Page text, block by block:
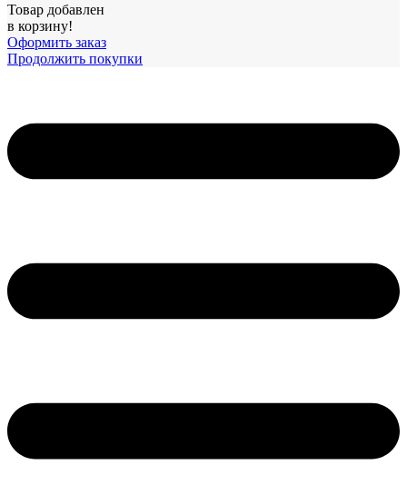
Товар добавлен
в корзину!
Оформить заказ
Продолжить покупки